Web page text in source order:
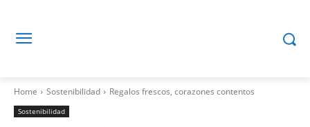
Home Sostenibilidad Regalos frescos, corazones contentos
Sostenibilidad